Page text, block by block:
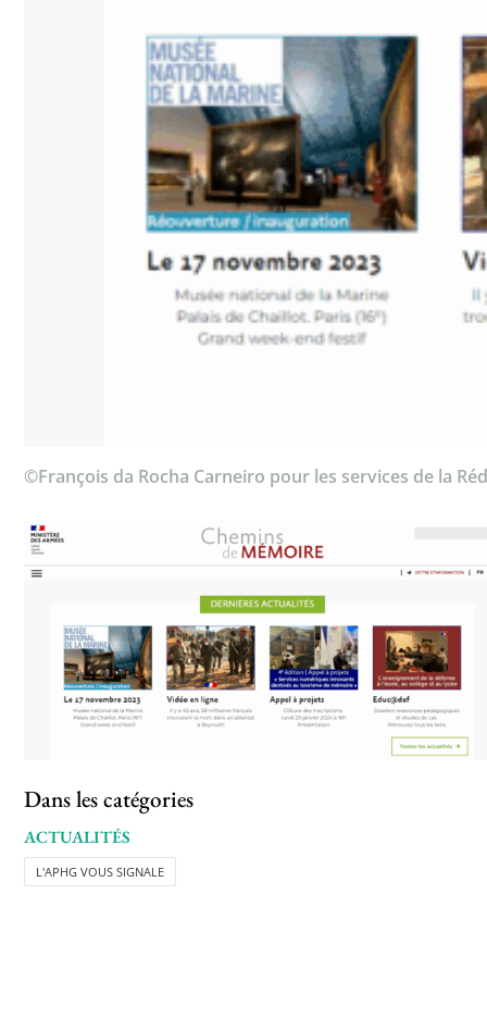
©François da Rocha Carneiro pour les services de la
Dans les catégories
ACTUALITÉS
L'APHG VOUS SIGNALE